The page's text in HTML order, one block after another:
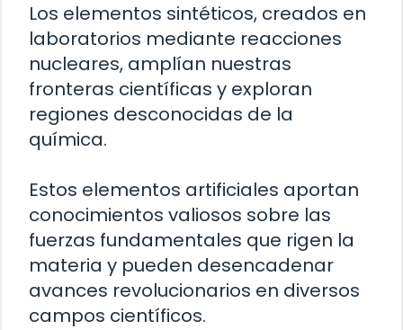
Los elementos sintéticos, creados en
laboratorios mediante reacciones
nucleares, amplían nuestras
fronteras científicas y exploran
regiones desconocidas de la
química.
Estos elementos artificiales aportan
conocimientos valiosos sobre las
fuerzas fundamentales que rigen la
materia y pueden desencadenar
avances revolucionarios en diversos
campos científicos.